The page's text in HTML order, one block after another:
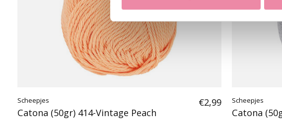
Scheepjes
Catona (50gr) 414-Vintage Peach
€2,99 Scheepjes
Catona